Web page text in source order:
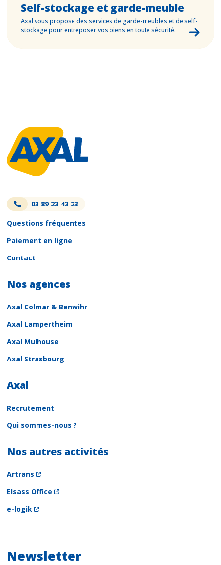
Self-stockage et garde-meuble
Axal vous propose des services de garde-meubles et de self-
stockage pour entreposer vos biens en toute sécurité.
03 89 23 43 23
Questions fréquentes
Paiement en ligne
Contact
Nos agences
Axal Colmar & Benwihr
Axal Lampertheim
Axal Mulhouse
Axal Strasbourg
Axal
Recrutement
Qui sommes-nous ?
Nos autres activités
Artrans
Elsass Office
e-logik
Newsletter